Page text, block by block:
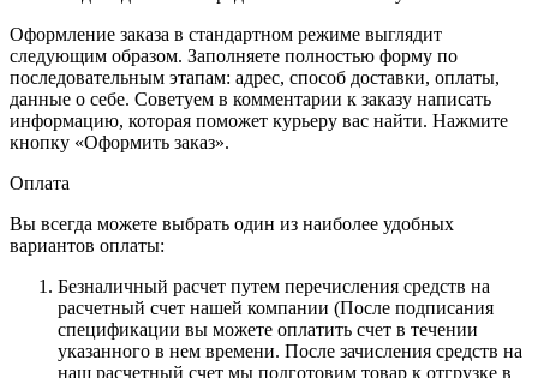
Оформление заказа в стандартном режиме выглядит
следующим образом. Заполняете полностью форму по
последовательным этапам: адрес, способ доставки, оплаты,
данные о себе. Советуем в комментарии к заказу написать
информацию, которая поможет курьеру вас найти. Нажмите
кнопку «Оформить заказ».
Оплата
Вы всегда можете выбрать один из наиболее удобных
вариантов оплаты:
Безналичный расчет путем перечисления средств на
расчетный счет нашей компании (После подписания
спецификации вы можете оплатить счет в течении
указанного в нем времени. После зачисления средств на
наш расчетный счет мы подготовим товар к отгрузке в